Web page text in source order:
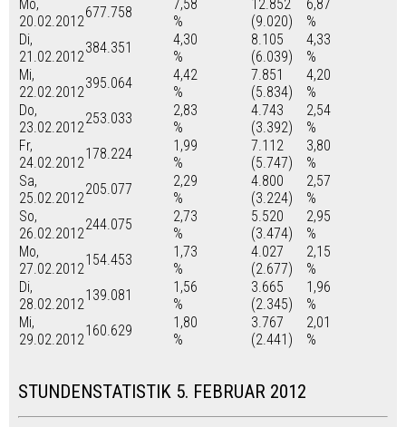
Mo,
20.02.2012
677.758
7,58
%
12.852
(9.020)
6,87
%
Di,
21.02.2012
384.351
4,30
%
8.105
(6.039)
4,33
%
Mi,
22.02.2012
395.064
4,42
%
7.851
(5.834)
4,20
%
Do,
23.02.2012
253.033
2,83
%
4.743
(3.392)
2,54
%
Fr,
24.02.2012
178.224
1,99
%
7.112
(5.747)
3,80
%
Sa,
25.02.2012
205.077
2,29
%
4.800
(3.224)
2,57
%
So,
26.02.2012
244.075
2,73
%
5.520
(3.474)
2,95
%
Mo,
27.02.2012
154.453
1,73
%
4.027
(2.677)
2,15
%
Di,
28.02.2012
139.081
1,56
%
3.665
(2.345)
1,96
%
Mi,
29.02.2012
160.629
1,80
%
3.767
(2.441)
2,01
%
STUNDENSTATISTIK 5. FEBRUAR 2012